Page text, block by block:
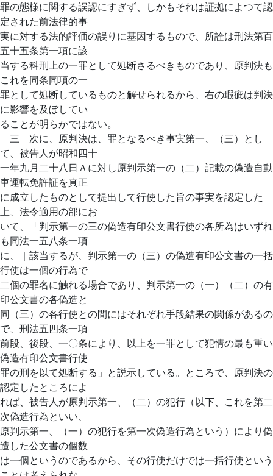
罪の態様に関する誤認にすぎず、しかもそれは証拠によつて認
定された前法律的事
実に対する法的評価の誤りに基因するもので、所詮は刑法第百
五十五条第一項に該
当する科刑上の一罪として処断さるべきものであり、原判決も
これを同条同項の一
罪として処断しているものと解せられるから、右の瑕疵は判決
に影響を及ぼしてい
ることが明らかではない。
三 次に、原判決は、罪となるべき事実第一、（三）とし
て、被告人が昭和四十
一年九月二十八日Ａに対し原判示第一の（二）記載の偽造自動
車運転免許証を真正
に成立したものとして提出して行使した旨の事実を認定した
上、法令適用の部にお
いて、「判示第一の三の偽造有印公文書行使の各所為はいずれ
も同法一五八条一項
に、｜該当するが、判示第一の（三）の偽造有印公文書の一括
行使は一個の行為で
二個の罪名に触れる場合であり、判示第一の（一）（二）の有
印公文書の各偽造と
同（三）の各行使との間にはそれぞれ手段結果の関係があるの
で、刑法五四条一項
前段、後段、一〇条により、以上を一罪として犯情の最も重い
偽造有印公文書行使
罪の刑を以て処断する」と説示している。ところで、原判決の
認定したところによ
れば、被告人が原判示第一、（二）の犯行（以下、これを第二
次偽造行為といい、
原判示第一、（一）の犯行を第一次偽造行為という）により偽
造した公文書の個数
は一個というのであるから、その行使だけでは一括行使という